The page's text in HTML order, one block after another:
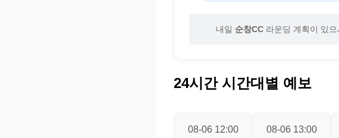
내일 순창CC 라운딩 계획이 있
24시간 시간대별 예보
08-06 12:00
08-06 13:00